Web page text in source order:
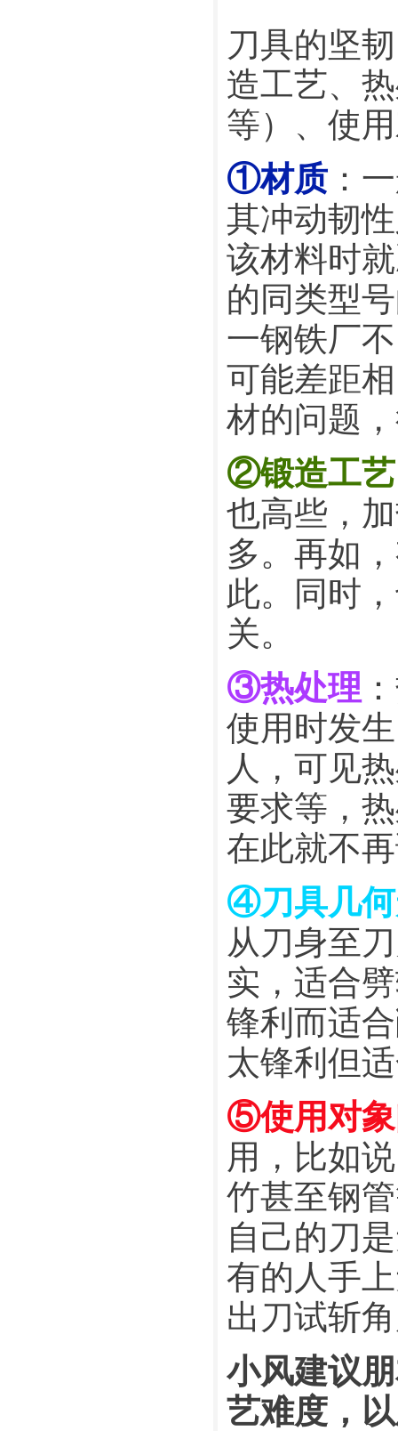
刀具的坚
造工艺、
等）、使
①材质 ：
其冲动韧
该材料时
的同类型
一钢铁厂
可能差距
材的问题
②锻造工艺
也高些，
多。再如
此。同时
关。
③热处理
使用时发
人，可见
要求等，
在此就不
④刀具几
从刀身至
实，适合
锋利而适
太锋利但
⑤使用对
用，比如
竹甚至钢
自己的刀
有的人手
出刀试斩
小风建议
艺难度，